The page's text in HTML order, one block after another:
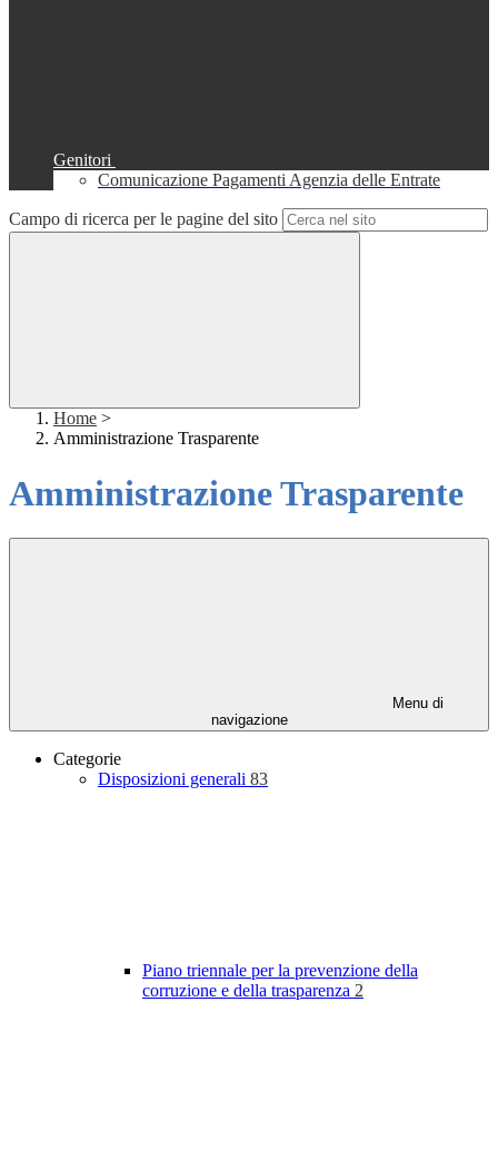
Genitori
Comunicazione Pagamenti Agenzia delle Entrate
Campo di ricerca per le pagine del sito
Home >
Amministrazione Trasparente
Amministrazione Trasparente
Menu di
navigazione
Categorie
Disposizioni generali 83
Piano triennale per la prevenzione della
corruzione e della trasparenza 2